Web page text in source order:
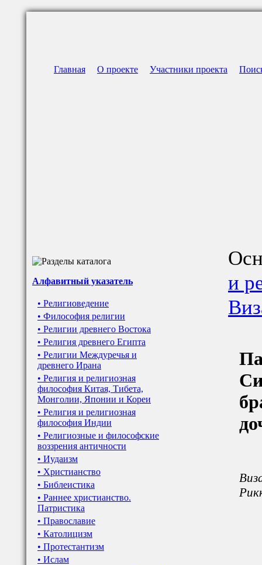
Главная О проекте Участники проекта
Алфавитный указатель
• Религиоведение
• Философия религии
• Религии древнего Востока
• Религия древнего Египта
• Религии Междуречья и
древнего Ирана
• Религия и религиозная
философия Китая, Тибета,
Монголии, Японии и Кореи
• Религия и религиозная
философия Индии
• Религиозные и философские
воззрения античности
• Иудаизм
• Христианство
• Библеистика
• Раннее христианство.
Патристика
• Православие
• Католицизм
• Протестантизм
• Ислам
и